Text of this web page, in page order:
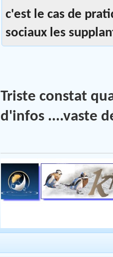
c'est le cas de
sociaux les
Triste constat
d'infos ....vaste